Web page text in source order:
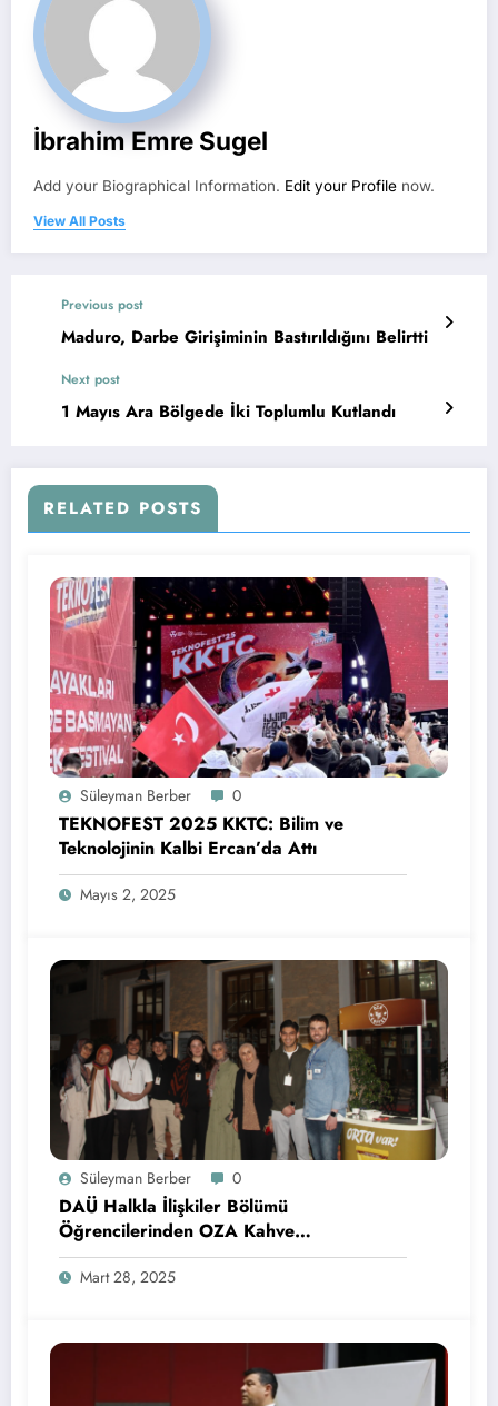
İbrahim Emre Sugel
Add your Biographical Information. Edit your Profile now.
View All Posts
Previous post
Maduro, Darbe Girişiminin Bastırıldığını Belirtti
Next post
1 Mayıs Ara Bölgede İki Toplumlu Kutlandı
RELATED POSTS
Süleyman Berber 0
TEKNOFEST 2025 KKTC: Bilim ve
Teknolojinin Kalbi Ercan’da Attı
Mayıs 2, 2025
Süleyman Berber 0
DAÜ Halkla İlişkiler Bölümü
Öğrencilerinden OZA Kahve
Sponsorluğunda Lezzetli Bir Etkinlik
Mart 28, 2025